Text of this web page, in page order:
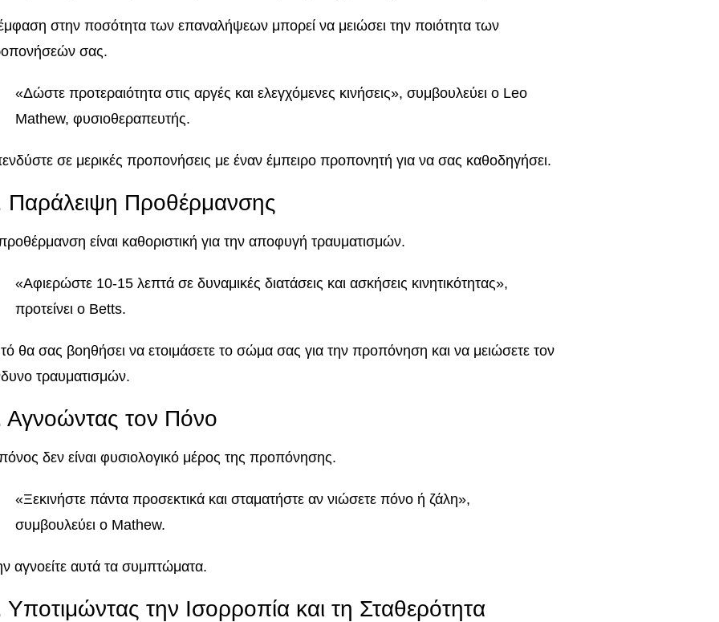
στην ποσότητα των επαναλήψεων μπορεί να μειώσει την ποιότητα των
σας.
«Δώστε προτεραιότητα στις αργές και ελεγχόμενες κινήσεις», συμβουλεύει ο Leo
Mathew, φυσιοθεραπευτής.
σε μερικές προπονήσεις με έναν έμπειρο προπονητή για να σας καθοδηγήσει.
Παράλειψη Προθέρμανσης
είναι καθοριστική για την αποφυγή τραυματισμών.
«Αφιερώστε 10-15 λεπτά σε δυναμικές διατάσεις και ασκήσεις κινητικότητας»,
προτείνει ο Betts.
θα σας βοηθήσει να ετοιμάσετε το σώμα σας για την προπόνηση και να μειώσετε τον
τραυματισμών.
Αγνοώντας τον Πόνο
δεν είναι φυσιολογικό μέρος της προπόνησης.
«Ξεκινήστε πάντα προσεκτικά και σταματήστε αν νιώσετε πόνο ή ζάλη»,
συμβουλεύει ο Mathew.
αγνοείτε αυτά τα συμπτώματα.
Υποτιμώντας την Ισορροπία και τη Σταθερότητα